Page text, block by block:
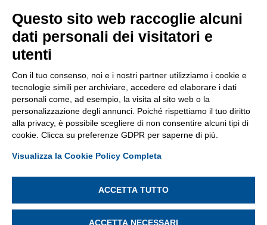
Social
CONDIVISIONE E SICUREZZA E DATI
Lombarde finanziato dal Programma regionale a valere sul
Fondo Europeo di Sviluppo Regionale 2021/2027 di
Questo sito web raccoglie alcuni
dati personali dei visitatori e
utenti
Con il tuo consenso, noi e i nostri partner utilizziamo i cookie e
tecnologie simili per archiviare, accedere ed elaborare i dati
personali come, ad esempio, la visita al sito web o la
personalizzazione degli annunci. Poiché rispettiamo il tuo diritto
alla privacy, è possibile scegliere di non consentire alcuni tipi di
cookie. Clicca su preferenze GDPR per saperne di più.
Visualizza la Cookie Policy Completa
ACCETTA TUTTO
ACCETTA NECESSARI